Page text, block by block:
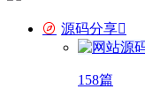
源码分享
158篇